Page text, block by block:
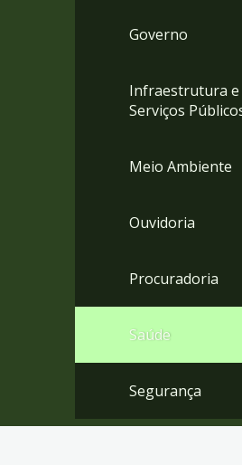
Governo
Infraestrutura e
Serviços
Meio Ambiente
Ouvidoria
Procuradoria
Saúde
Segurança